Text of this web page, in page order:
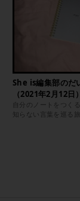
She is編集部のだ
（2021年2月12日）
自分のノートをつく
知らない言葉を巡る旅